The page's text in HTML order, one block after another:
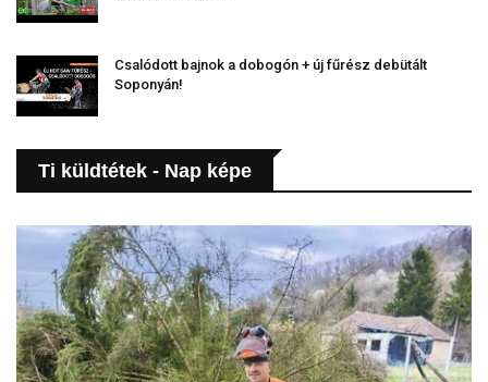
Csalódott bajnok a dobogón + új fűrész debütált
Soponyán!
Ti küldtétek - Nap képe